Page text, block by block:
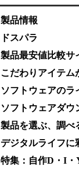
製品情報
ドスパラ
製品最安値比較サ
こだわりアイテム
ソフトウェアの
ソフトウェアダウ
製品を選ぶ、調べ
デジタルライフに
特集：自作D・I・